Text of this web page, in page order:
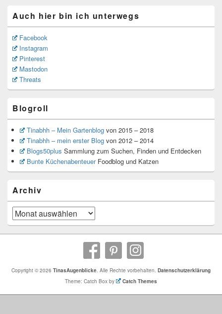
Auch hier bin ich unterwegs
Facebook
Instagram
Pinterest
Mastodon
Threats
Blogroll
Tinabhh – Mein Gartenblogvon 2015 – 2018
Tinabhh – mein erster Blogvon 2012 – 2014
Blogs50plus Sammlung zum Suchen, Finden und Entdecken
Bunte KüchenabenteuerFoodblog und Katzen
Archiv
Archiv
Copyright © 2026 TinasAugenblicke. Alle Rechte vorbehalten. Datenschutzerklärung
Theme: Catch Box by
Catch Themes